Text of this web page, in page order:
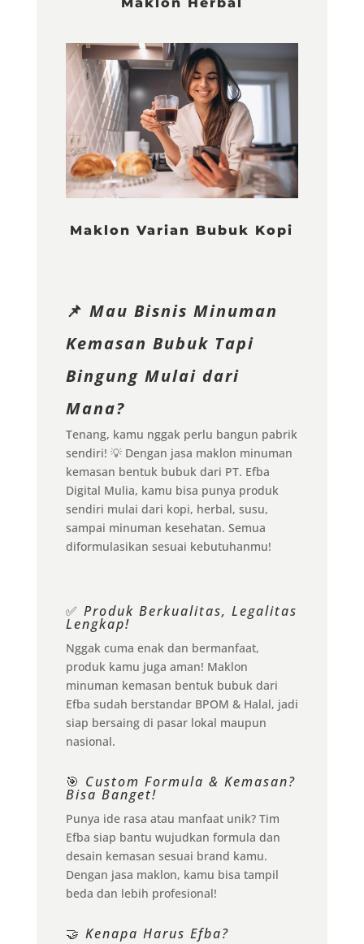
Maklon Varian Bubuk Kopi
📌 Mau Bisnis Minuman
Kemasan Bubuk Tapi
Bingung Mulai dari
Mana?
Tenang, kamu nggak perlu bangun pabrik
sendiri! 💡 Dengan jasa maklon minuman
kemasan bentuk bubuk dari PT. Efba
Digital Mulia, kamu bisa punya produk
sendiri mulai dari kopi, herbal, susu,
sampai minuman kesehatan. Semua
diformulasikan sesuai kebutuhanmu!
✅ Produk Berkualitas, Legalitas
Lengkap!
Nggak cuma enak dan bermanfaat,
produk kamu juga aman! Maklon
minuman kemasan bentuk bubuk dari
Efba sudah berstandar BPOM & Halal, jadi
siap bersaing di pasar lokal maupun
nasional.
🎯 Custom Formula & Kemasan?
Bisa Banget!
Punya ide rasa atau manfaat unik? Tim
Efba siap bantu wujudkan formula dan
desain kemasan sesuai brand kamu.
Dengan jasa maklon, kamu bisa tampil
beda dan lebih profesional!
🤝 Kenapa Harus Efba?